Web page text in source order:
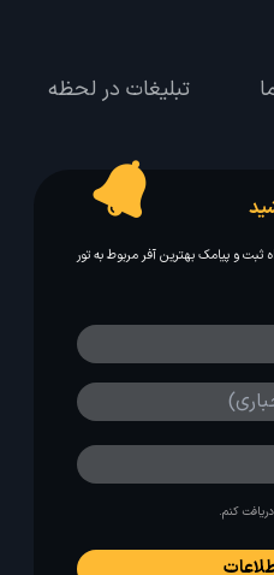
تبلیغات در لحظه
و پیامک بهترین آفر مربوط به تور
کنم.